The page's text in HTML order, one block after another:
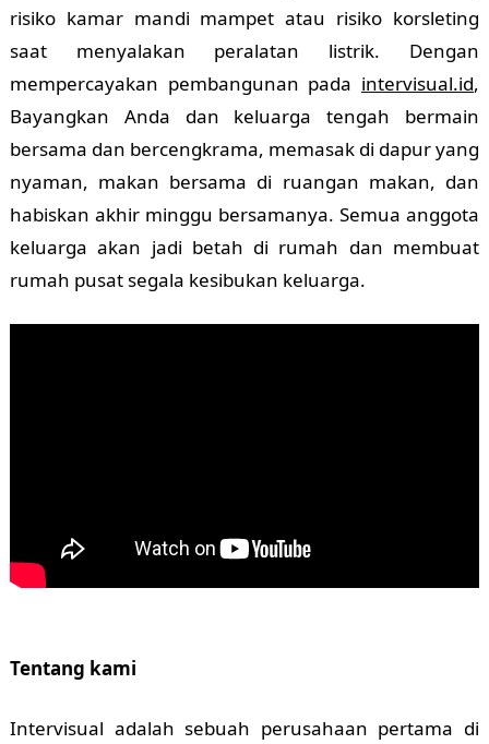
risiko kamar mandi mampet atau risiko korsleting
saat menyalakan peralatan listrik. Dengan
mempercayakan pembangunan pada intervisual.id,
Bayangkan Anda dan keluarga tengah bermain
bersama dan bercengkrama, memasak di dapur yang
nyaman, makan bersama di ruangan makan, dan
habiskan akhir minggu bersamanya. Semua anggota
keluarga akan jadi betah di rumah dan membuat
rumah pusat segala kesibukan keluarga.
Tentang kami
Intervisual adalah sebuah perusahaan pertama di